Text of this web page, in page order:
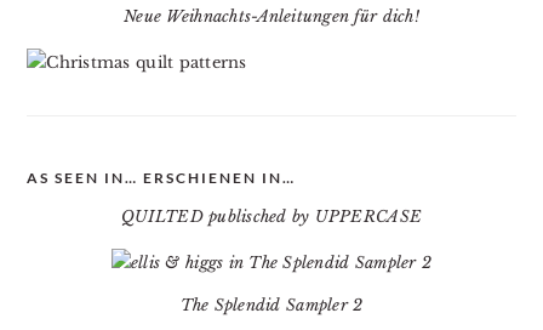
Neue Weihnachts-Anleitungen für dich!
AS SEEN IN… ERSCHIENEN IN…
QUILTED publisched by UPPERCASE
The Splendid Sampler 2